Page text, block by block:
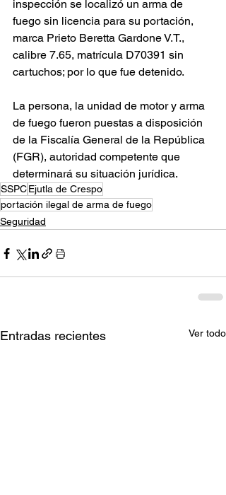
inspección se localizó un arma de
fuego sin licencia para su portación,
marca Prieto Beretta Gardone V.T.,
calibre 7.65, matrícula D70391 sin
cartuchos; por lo que fue detenido.
La persona, la unidad de motor y arma
de fuego fueron puestas a disposición
de la Fiscalía General de la República
(FGR), autoridad competente que
determinará su situación jurídica.
SSPCEjutla de Crespo
portación ilegal de arma de fuego
Seguridad
Entradas recientes Ver todo